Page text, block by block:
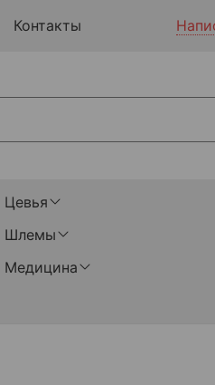
Контакты
Цевья
Шлемы
Медицина